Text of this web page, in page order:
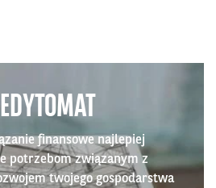
finansowe najlepiej
potrzebom związanym z
twojego gospodarstwa